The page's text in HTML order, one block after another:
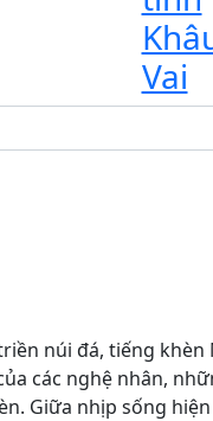
Vai
núi đá, tiếng khèn
các nghệ nhân,
Giữa nhịp sống